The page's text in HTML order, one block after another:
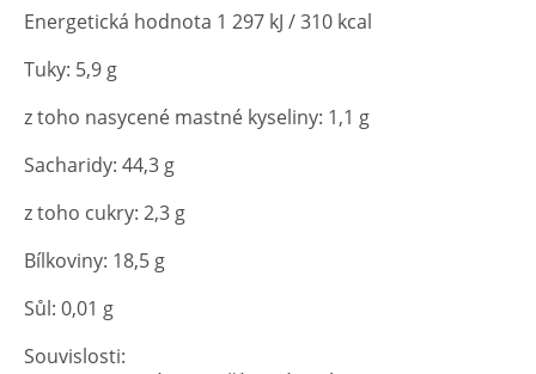
Energetická hodnota 1 297 kJ / 310 kcal
Tuky: 5,9 g
z toho nasycené mastné kyseliny: 1,1 g
Sacharidy: 44,3 g
z toho cukry: 2,3 g
Bílkoviny: 18,5 g
Sůl: 0,01 g
Souvislosti: